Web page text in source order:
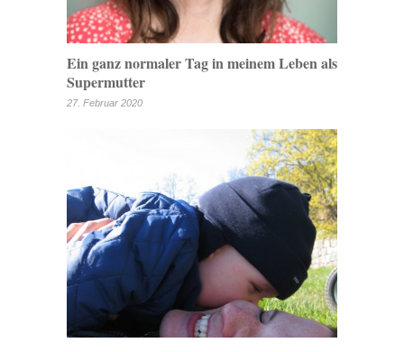
Ein ganz normaler Tag in meinem Leben als
Supermutter
27. Februar 2020